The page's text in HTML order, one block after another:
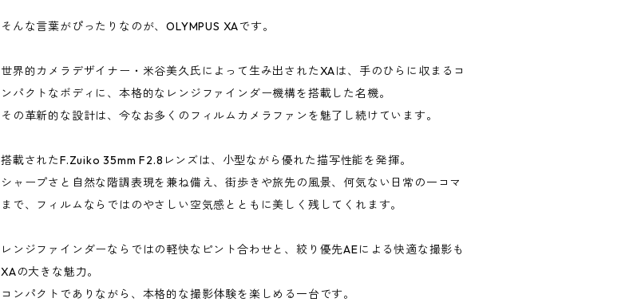
そんな言葉がぴったりなのが、OLYMPUS XAです。
世界的カメラデザイナー・米谷美久氏によって生み出されたXAは、手のひらに収まるコ
ンパクトなボディに、本格的なレンジファインダー機構を搭載した名機。
その革新的な設計は、今なお多くのフィルムカメラファンを魅了し続けています。
搭載されたF.Zuiko 35mm F2.8レンズは、小型ながら優れた描写性能を発揮。
シャープさと自然な階調表現を兼ね備え、街歩きや旅先の風景、何気ない日常の一コマ
まで、フィルムならではのやさしい空気感とともに美しく残してくれます。
レンジファインダーならではの軽快なピント合わせと、絞り優先AEによる快適な撮影も
XAの大きな魅力。
コンパクトでありながら、本格的な撮影体験を楽しめる一台です。